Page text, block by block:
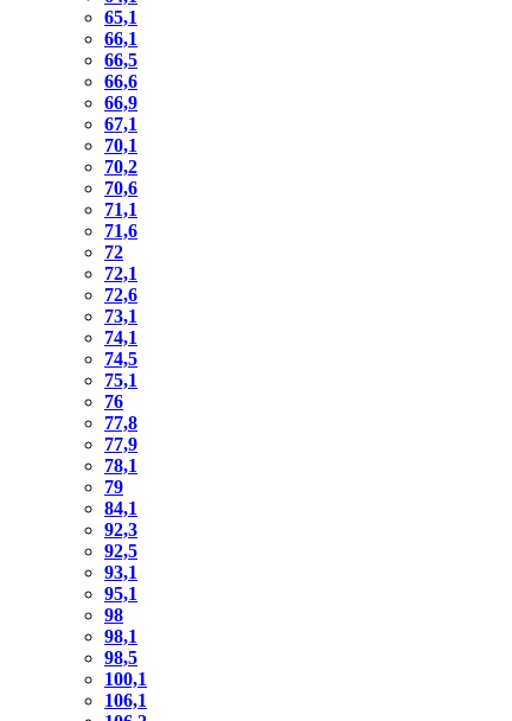
65,1
66,1
66,5
66,6
66,9
67,1
70,1
70,2
70,6
71,1
71,6
72
72,1
72,6
73,1
74,1
74,5
75,1
76
77,8
77,9
78,1
79
84,1
92,3
92,5
93,1
95,1
98
98,1
98,5
100,1
106,1